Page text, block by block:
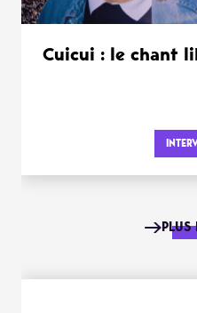
Cuicui : le chant